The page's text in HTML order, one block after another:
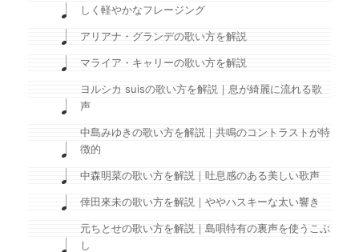
しく軽やかなフレージング
アリアナ・グランデの歌い方を解説
マライア・キャリーの歌い方を解説
ヨルシカ suisの歌い方を解説｜息が綺麗に流れる歌
声
中島みゆきの歌い方を解説｜共鳴のコントラストが特
徴的
中森明菜の歌い方を解説｜吐息感のある美しい歌声
倖田來未の歌い方を解説｜ややハスキーな太い響き
元ちとせの歌い方を解説｜島唄特有の裏声を使うこぶ
し